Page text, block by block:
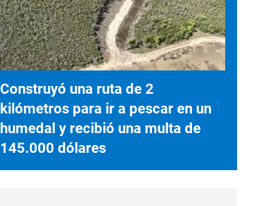
Construyó una ruta de 2
kilómetros para ir a pescar en un
humedal y recibió una multa de
145.000 dólares